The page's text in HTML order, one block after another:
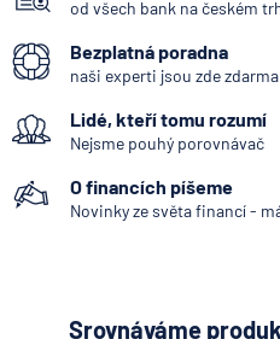
od všech bank na českém
Bezplatná poradna
naši experti jsou zde
Lidé, kteří tomu rozumí
Nejsme pouhý porovnávač
O financích píšeme
Novinky ze světa financí -
Srovnáváme